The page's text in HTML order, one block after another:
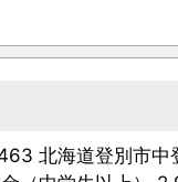
北海道登別市中